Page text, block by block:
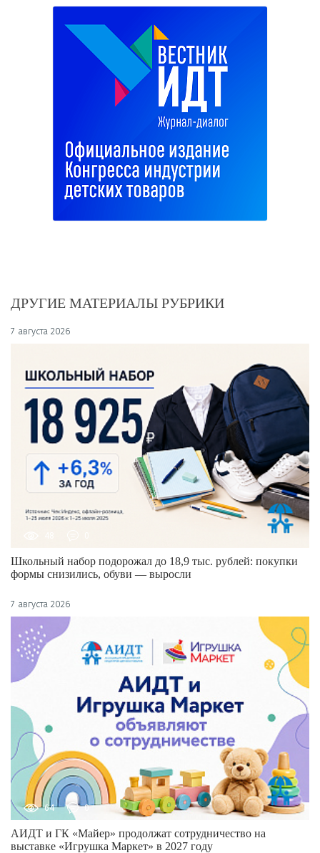
ДРУГИЕ МАТЕРИАЛЫ РУБРИКИ
7 августа 2026
Школьный набор подорожал до 18,9 тыс. рублей: покупки
формы снизились, обуви — выросли
7 августа 2026
64 0
АИДТ и ГК «Майер» продолжат сотрудничество на
выставке «Игрушка Маркет» в 2027 году